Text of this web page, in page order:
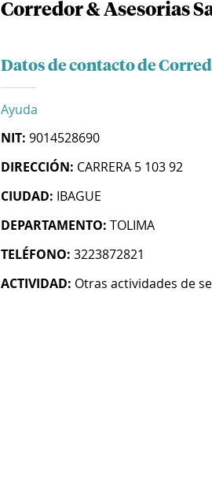
Corredor & Asesorias
Datos de contacto de
Ayuda
NIT: 9014528690
DIRECCIÓN: CARRERA 5 103 92
CIUDAD: IBAGUE
DEPARTAMENTO: TOLIMA
TELÉFONO: 3223872821
ACTIVIDAD: Otras actividades de